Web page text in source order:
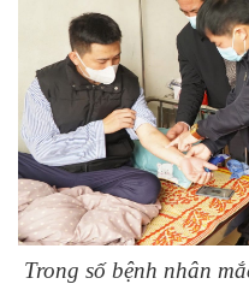
Trong số bệnh nhân